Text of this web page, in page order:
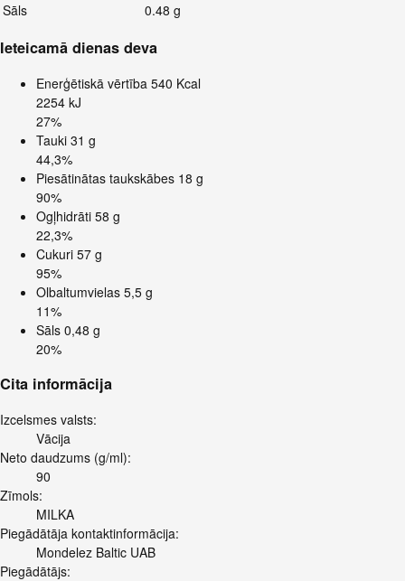
Sāls
0.48 g
Ieteicamā dienas deva
Enerģētiskā vērtība 540 Kcal
2254 kJ
27%
Tauki 31 g
44,3%
Piesātinātas taukskābes 18 g
90%
Ogļhidrāti 58 g
22,3%
Cukuri 57 g
95%
Olbaltumvielas 5,5 g
11%
Sāls 0,48 g
20%
Cita informācija
Izcelsmes valsts:
Vācija
Neto daudzums (g/ml):
90
Zīmols:
MILKA
Piegādātāja kontaktinformācija:
Mondelez Baltic UAB
Piegādātājs: